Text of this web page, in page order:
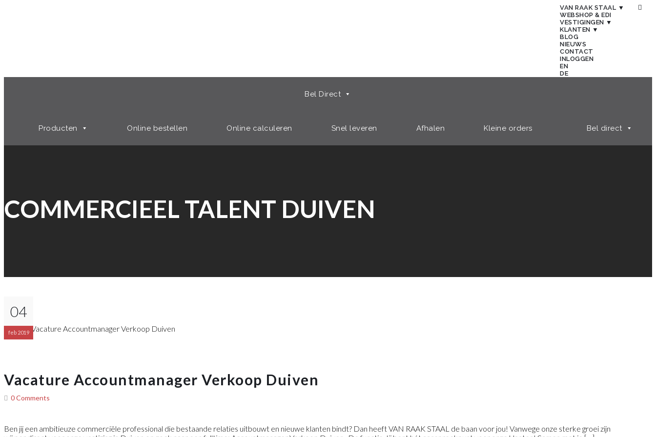
VAN RAAK STAAL ▼
WEBSHOP & EDI
VESTIGINGEN ▼
KLANTEN ▼
BLOG
NIEUWS
CONTACT
INLOGGEN
EN
DE
Bel Direct
Producten Online bestellen Online calculeren Snel leveren Afhalen Kleine orders Bel direct
COMMERCIEEL TALENT DUIVEN
04
feb 2019
Vacature Accountmanager Verkoop Duiven
0 Comments
Ben jij een ambitieuze commerciële professional die bestaande relaties uitbouwt en nieuwe klanten bindt? Dan heeft VAN RAAK STAAL de baan voor jou! Vanwege onze sterke groei zijn